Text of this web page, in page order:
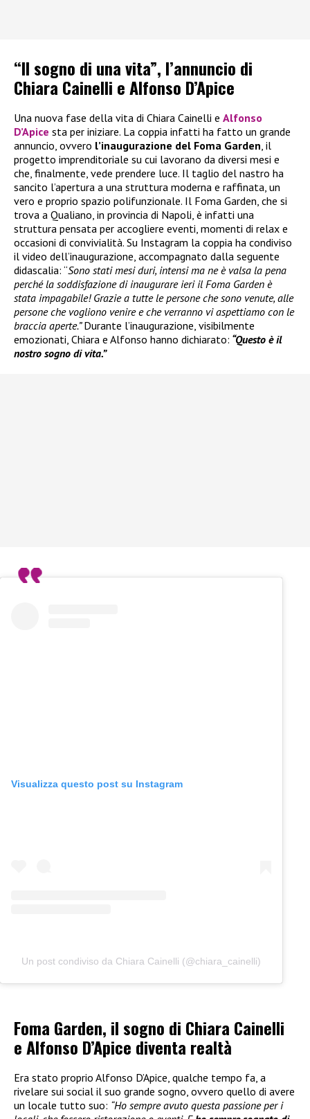
“Il sogno di una vita”, l’annuncio di
Chiara Cainelli e Alfonso D’Apice
Una nuova fase della vita di Chiara Cainelli e Alfonso
D’Apice sta per iniziare. La coppia infatti ha fatto un grande
annuncio, ovvero l’inaugurazione del Foma Garden , il
progetto imprenditoriale su cui lavorano da diversi mesi e
che, finalmente, vede prendere luce. Il taglio del nastro ha
sancito l’apertura a una struttura moderna e raffinata, un
vero e proprio spazio polifunzionale. Il Foma Garden, che si
trova a Qualiano, in provincia di Napoli, è infatti una
struttura pensata per accogliere eventi, momenti di relax e
occasioni di convivialità. Su Instagram la coppia ha condiviso
il video dell’inaugurazione, accompagnato dalla seguente
didascalia: “Sono stati mesi duri, intensi ma ne è valsa la pena
perché la soddisfazione di inaugurare ieri il Foma Garden è
stata impagabile! Grazie a tutte le persone che sono venute, alle
persone che vogliono venire e che verranno vi aspettiamo con le
braccia aperte.”Durante l’inaugurazione, visibilmente
emozionati, Chiara e Alfonso hanno dichiarato: “Questo è il
nostro sogno di vita.”
Visualizza questo post su Instagram
Un post condiviso da Chiara Cainelli (@chiara_cainelli)
Foma Garden, il sogno di Chiara Cainelli
e Alfonso D’Apice diventa realtà
Era stato proprio Alfonso D’Apice, qualche tempo fa, a
rivelare sui social il suo grande sogno, ovvero quello di avere
un locale tutto suo: “Ho sempre avuto questa passione per i